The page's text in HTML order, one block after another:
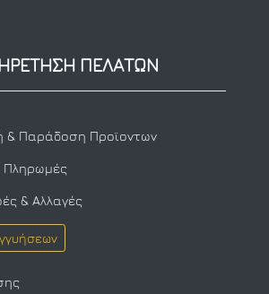
ΠΕΛΑΤΩΝ
& Παράδοση Προϊοντων
Πληρωμές
& Αλλαγές